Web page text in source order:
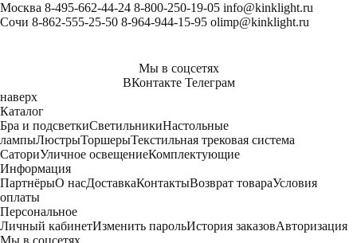
Москва 8-495-662-44-24 8-800-250-19-05 info@kinklight.ru
Сочи 8-862-555-25-50 8-964-944-15-95 olimp@kinklight.ru
Мы в соцсетях
ВКонтакте Телеграм
наверх
Каталог
Бра и подсветкиСветильникиНастольные
лампыЛюстрыТоршерыТекстильная трековая система
СаториУличное освещениеКомплектующие
Информация
ПартнёрыО насДоставкаКонтактыВозврат товараУсловия
оплаты
Персональное
Личный кабинетИзменить парольИстория заказовАвторизация